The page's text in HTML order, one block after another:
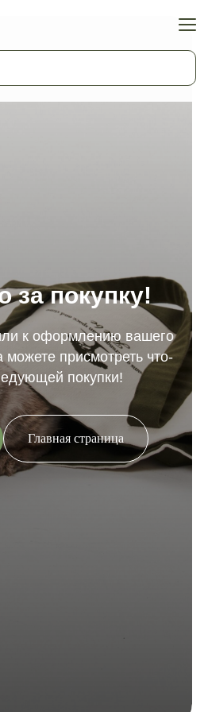
за покупку!
к оформлению вашего
можете присмотреть что-
покупки!
Главная страница